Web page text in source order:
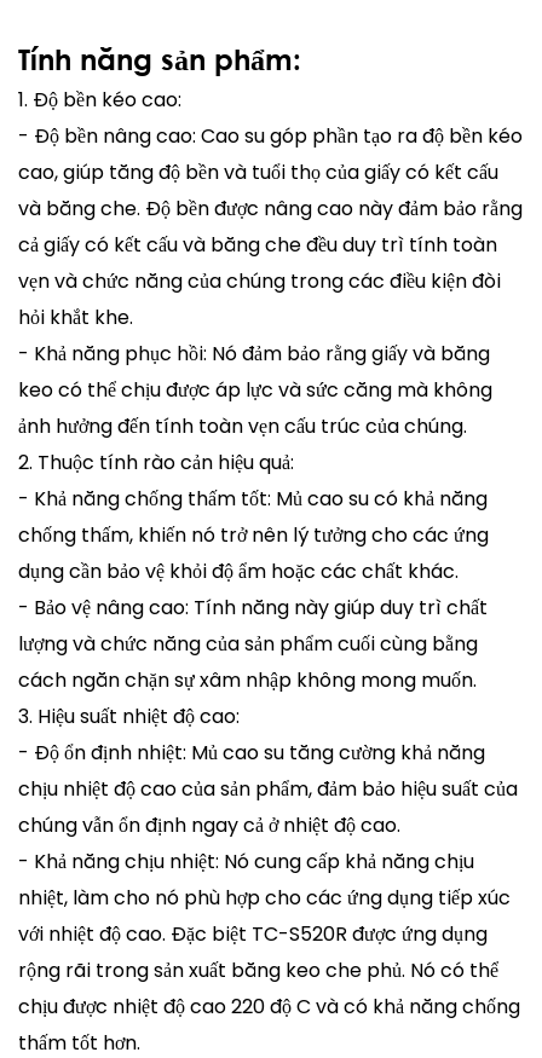
Tính năng sản phẩm:
1. Độ bền kéo cao:
- Độ bền nâng cao: Cao su góp phần tạo ra độ bền kéo
cao, giúp tăng độ bền và tuổi thọ của giấy có kết cấu
và băng che. Độ bền được nâng cao này đảm bảo rằng
cả giấy có kết cấu và băng che đều duy trì tính toàn
vẹn và chức năng của chúng trong các điều kiện đòi
hỏi khắt khe.
- Khả năng phục hồi: Nó đảm bảo rằng giấy và băng
keo có thể chịu được áp lực và sức căng mà không
ảnh hưởng đến tính toàn vẹn cấu trúc của chúng.
2. Thuộc tính rào cản hiệu quả:
- Khả năng chống thấm tốt: Mủ cao su có khả năng
chống thấm, khiến nó trở nên lý tưởng cho các ứng
dụng cần bảo vệ khỏi độ ẩm hoặc các chất khác.
- Bảo vệ nâng cao: Tính năng này giúp duy trì chất
lượng và chức năng của sản phẩm cuối cùng bằng
cách ngăn chặn sự xâm nhập không mong muốn.
3. Hiệu suất nhiệt độ cao:
- Độ ổn định nhiệt: Mủ cao su tăng cường khả năng
chịu nhiệt độ cao của sản phẩm, đảm bảo hiệu suất của
chúng vẫn ổn định ngay cả ở nhiệt độ cao.
- Khả năng chịu nhiệt: Nó cung cấp khả năng chịu
nhiệt, làm cho nó phù hợp cho các ứng dụng tiếp xúc
với nhiệt độ cao. Đặc biệt TC-S520R được ứng dụng
rộng rãi trong sản xuất băng keo che phủ. Nó có thể
chịu được nhiệt độ cao 220 độ C và có khả năng chống
thấm tốt hơn.